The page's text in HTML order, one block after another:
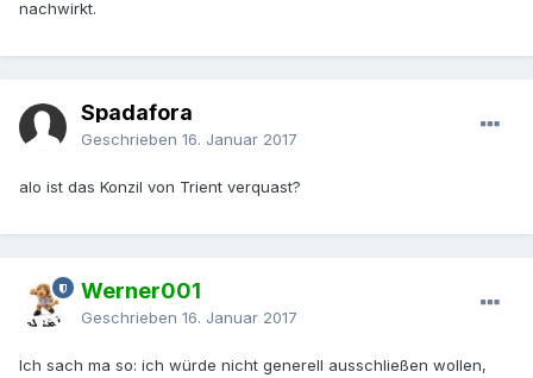
nachwirkt.
Spadafora
Geschrieben 16. Januar 2017
alo ist das Konzil von Trient verquast?
Werner001
Geschrieben 16. Januar 2017
Ich sach ma so: ich würde nicht generell ausschließen wollen,